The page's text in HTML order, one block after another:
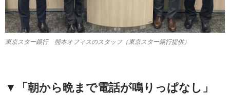
東京スター銀行 熊本オフィスのスタッフ（東京スター銀行提供）
▼ 「朝から晩まで電話が鳴りっぱなし」